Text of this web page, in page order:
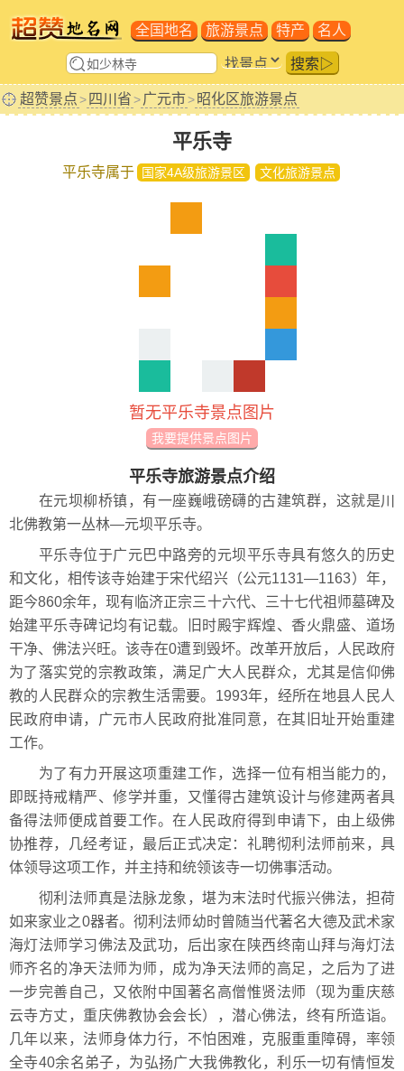
全国地名 旅游景点 特产 名人
搜索▷
超赞景点> 四川省>广元市> 昭化区旅游景点
平乐寺
平乐寺属于 国家4A级旅游景区 文化旅游景点
暂无平乐寺景点图片
我要提供景点图片
平乐寺旅游景点介绍
在元坝柳桥镇，有一座巍峨磅礴的古建筑群，这就是川
北佛教第一丛林—元坝平乐寺。
平乐寺位于广元巴中路旁的元坝平乐寺具有悠久的历史
和文化，相传该寺始建于宋代绍兴（公元1131—1163）年，
距今860余年，现有临济正宗三十六代、三十七代祖师墓碑及
始建平乐寺碑记均有记载。旧时殿宇辉煌、香火鼎盛、道场
干净、佛法兴旺。该寺在0遭到毁坏。改革开放后，人民政府
为了落实党的宗教政策，满足广大人民群众，尤其是信仰佛
教的人民群众的宗教生活需要。1993年，经所在地县人民人
民政府申请，广元市人民政府批准同意，在其旧址开始重建
工作。
为了有力开展这项重建工作，选择一位有相当能力的，
即既持戒精严、修学并重，又懂得古建筑设计与修建两者具
备得法师便成首要工作。在人民政府得到申请下，由上级佛
协推荐，几经考证，最后正式决定：礼聘彻利法师前来，具
体领导这项工作，并主持和统领该寺一切佛事活动。
彻利法师真是法脉龙象，堪为末法时代振兴佛法，担荷
如来家业之0器者。彻利法师幼时曾随当代著名大德及武术家
海灯法师学习佛法及武功，后出家在陕西终南山拜与海灯法
师齐名的净天法师为师，成为净天法师的高足，之后为了进
一步完善自己，又依附中国著名高僧惟贤法师（现为重庆慈
云寺方丈，重庆佛教协会会长），潜心佛法，终有所造诣。
几年以来，法师身体力行，不怕困难，克服重重障碍，率领
全寺40余名弟子，为弘扬广大我佛教化，利乐一切有情恒发